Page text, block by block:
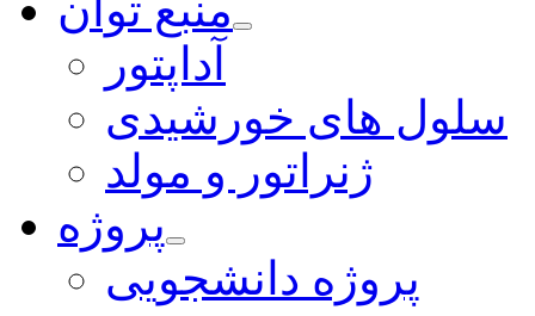
آداپتور
سلول های خورشیدی
ژنراتور و مولد
پروژه
پروژه دانشجویی